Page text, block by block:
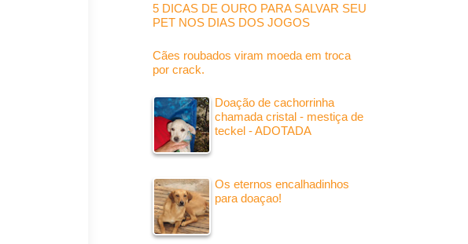
5 DICAS DE OURO PARA SALVAR SEU
PET NOS DIAS DOS JOGOS
Cães roubados viram moeda em troca
por crack.
Doação de cachorrinha
chamada cristal - mestiça de
teckel - ADOTADA
Os eternos encalhadinhos
para doaçao!